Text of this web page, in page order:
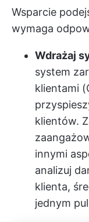
Wsparcie
wymaga
Wdrażaj
system
klientami
klientów.
innymi
analizuj
klienta,
jednym